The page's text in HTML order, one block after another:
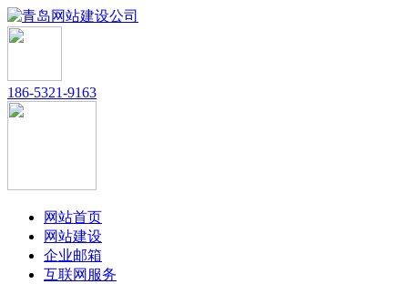
186-5321-9163
网站首页
网站建设
企业邮箱
互联网服务